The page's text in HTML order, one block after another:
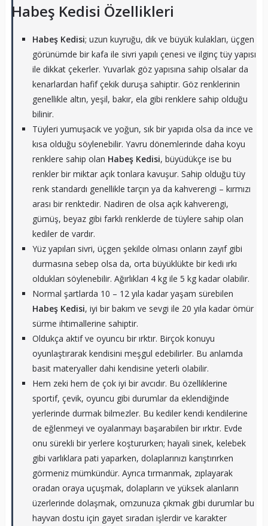
Habeş Kedisi Özellikleri
Habeş Kedisi; uzun kuyruğu, dik ve büyük kulakları, üçgen
görünümde bir kafa ile sivri yapılı çenesi ve ilginç tüy yapısı
ile dikkat çekerler. Yuvarlak göz yapısına sahip olsalar da
kenarlardan hafif çekik duruşa sahiptir. Göz renklerinin
genellikle altın, yeşil, bakır, ela gibi renklere sahip olduğu
bilinir.
Tüyleri yumuşacık ve yoğun, sık bir yapıda olsa da ince ve
kısa olduğu söylenebilir. Yavru dönemlerinde daha koyu
renklere sahip olan Habeş Kedisi, büyüdükçe ise bu
renkler bir miktar açık tonlara kavuşur. Sahip olduğu tüy
renk standardı genellikle tarçın ya da kahverengi – kırmızı
arası bir renktedir. Nadiren de olsa açık kahverengi,
gümüş, beyaz gibi farklı renklerde de tüylere sahip olan
kediler de vardır.
Yüz yapıları sivri, üçgen şekilde olması onların zayıf gibi
durmasına sebep olsa da, orta büyüklükte bir kedi ırkı
oldukları söylenebilir. Ağırlıkları 4 kg ile 5 kg kadar olabilir.
Normal şartlarda 10 – 12 yıla kadar yaşam sürebilen
Habeş Kedisi, iyi bir bakım ve sevgi ile 20 yıla kadar ömür
sürme ihtimallerine sahiptir.
Oldukça aktif ve oyuncu bir ırktır. Birçok konuyu
oyunlaştırarak kendisini meşgul edebilirler. Bu anlamda
basit materyaller dahi kendisine yeterli olabilir.
Hem zeki hem de çok iyi bir avcıdır. Bu özelliklerine
sportif, çevik, oyuncu gibi durumlar da eklendiğinde
yerlerinde durmak bilmezler. Bu kediler kendi kendilerine
de eğlenmeyi ve oyalanmayı başarabilen bir ırktır. Evde
onu sürekli bir yerlere koştururken; hayali sinek, kelebek
gibi varlıklara pati yaparken, dolaplarınızı karıştırırken
görmeniz mümkündür. Ayrıca tırmanmak, zıplayarak
oradan oraya uçuşmak, dolapların ve yüksek alanların
üzerlerinde dolaşmak, omzunuza çıkmak gibi durumlar bu
hayvan dostu için gayet sıradan işlerdir ve karakter